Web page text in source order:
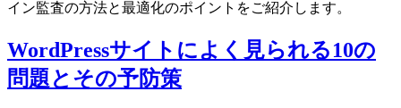
イン監査の方法と最適化のポイントをご紹介します。
WordPressサイトによく見られる10の
問題とその予防策